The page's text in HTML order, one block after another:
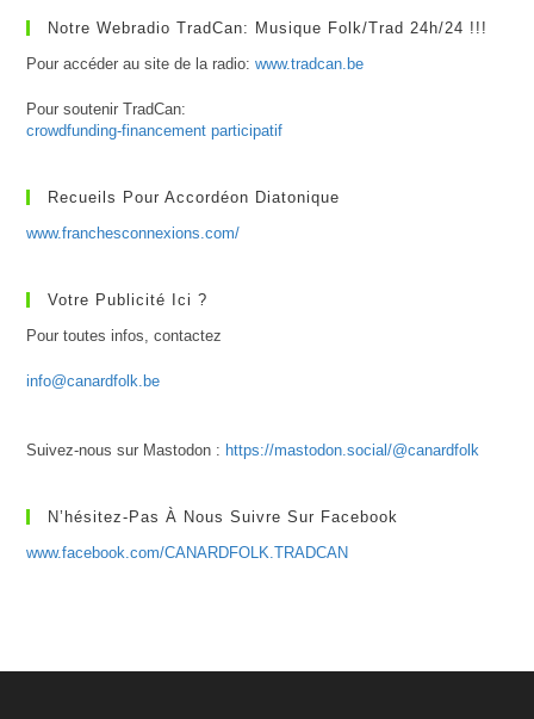
Notre Webradio TradCan: Musique Folk/Trad 24h/24 !!!
Pour accéder au site de la radio:www.tradcan.be
Pour soutenir TradCan:
crowdfunding-financement participatif
Recueils Pour Accordéon Diatonique
www.franchesconnexions.com/
Votre Publicité Ici ?
Pour toutes infos, contactez
info@canardfolk.be
Suivez-nous sur Mastodon : https://mastodon.social/@canardfolk
N’hésitez-Pas À Nous Suivre Sur Facebook
www.facebook.com/CANARDFOLK.TRADCAN